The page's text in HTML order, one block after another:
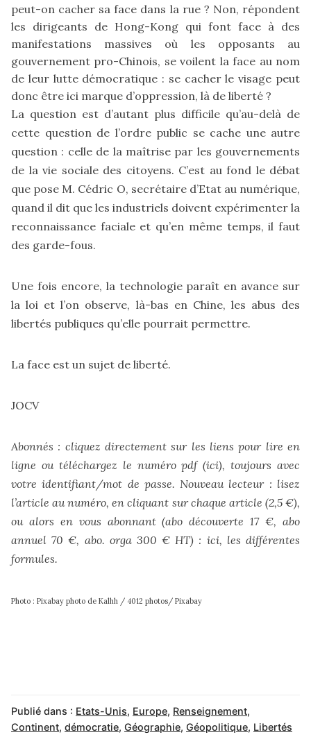
peut-on cacher sa face dans la rue ? Non, répondent
les dirigeants de Hong-Kong qui font face à des
manifestations massives où les opposants au
gouvernement pro-Chinois, se voilent la face au nom
de leur lutte démocratique : se cacher le visage peut
donc être ici marque d’oppression, là de liberté ?
La question est d’autant plus difficile qu’au-delà de
cette question de l’ordre public se cache une autre
question : celle de la maîtrise par les gouvernements
de la vie sociale des citoyens. C’est au fond le débat
que pose M. Cédric O, secrétaire d’Etat au numérique,
quand il dit que les industriels doivent expérimenter la
reconnaissance faciale et qu’en même temps, il faut
des garde-fous.
Une fois encore, la technologie paraît en avance sur
la loi et l’on observe, là-bas en Chine, les abus des
libertés publiques qu’elle pourrait permettre.
La face est un sujet de liberté.
JOCV
Abonnés : cliquez directement sur les liens pour lire en
ligne ou téléchargez le numéro pdf (ici), toujours avec
votre identifiant/mot de passe. Nouveau lecteur : lisez
l’article au numéro, en cliquant sur chaque article (2,5 €),
ou alors en vous abonnant (abo découverte 17 €, abo
annuel 70 €, abo. orga 300 € HT) : ici, les différentes
formules.
Photo : Pixabay photo de Kalhh / 4012 photos/ Pixabay
Publié dans : Etats-Unis, Europe, Renseignement,
Continent, démocratie, Géographie, Géopolitique, Libertés